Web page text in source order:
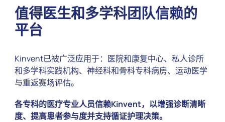
值得医生和多学科团队信赖的
平台
Kinvent已被广泛应用于：医院和康复中心、私人诊所
和多学科实践机构、神经科和骨科专科病房、运动医学
与重返赛场评估。
各专科的医疗专业人员信赖Kinvent，以增强诊断清晰
度、提高患者参与度并支持循证护理决策。